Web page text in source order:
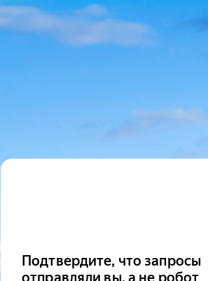
Подтвердите, что запросы
отправляли вы, а не робот